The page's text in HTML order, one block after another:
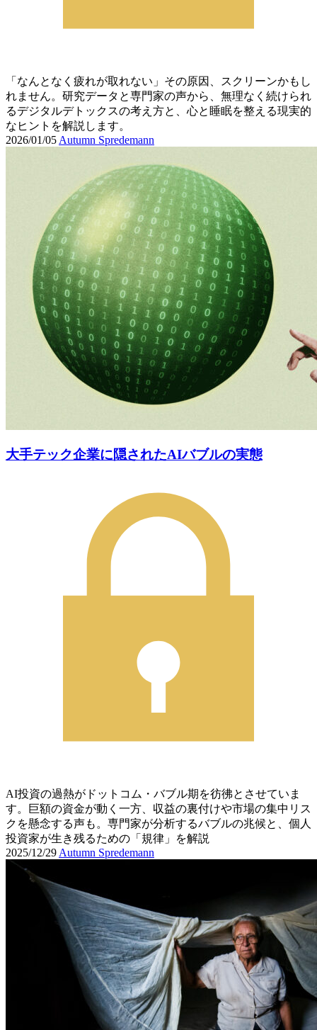
「なんとなく疲れが取れない」その原因、スクリーンかもし
れません。研究データと専門家の声から、無理なく続けられ
るデジタルデトックスの考え方と、心と睡眠を整える現実的
なヒントを解説します。
2026/01/05 Autumn Spredemann
大手テック企業に隠されたAIバブルの実態
AI投資の過熱がドットコム・バブル期を彷彿とさせていま
す。巨額の資金が動く一方、収益の裏付けや市場の集中リス
クを懸念する声も。専門家が分析するバブルの兆候と、個人
投資家が生き残るための「規律」を解説
2025/12/29 Autumn Spredemann